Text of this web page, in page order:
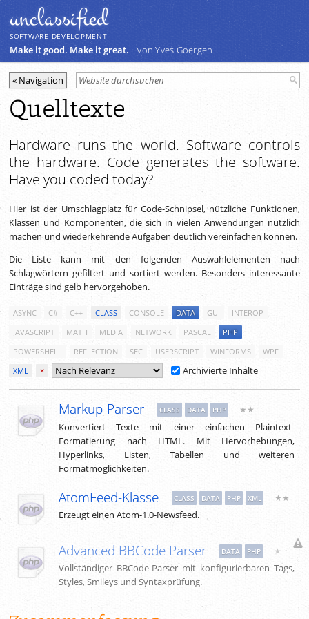
unclassiﬁed
SOFTWARE DEVELOPMENT
Make it good. Make it great. von Yves Goergen
Quelltexte
Hardware runs the world. Software controls
the hardware. Code generates the software.
Have you coded today?
Hier ist der Umschlagplatz für Code-Schnipsel, nützliche Funktionen,
Klassen und Komponenten, die sich in vielen Anwendungen nützlich
machen und wiederkehrende Aufgaben deutlich vereinfachen können.
Die Liste kann mit den folgenden Auswahlelementen nach
Schlagwörtern gefiltert und sortiert werden. Besonders interessante
Einträge sind gelb hervorgehoben.
ASYNC C# C++ CLASS CONSOLE DATA GUI
INTEROP
JAVASCRIPT
MATH MEDIA NETWORK PASCAL
PHP
POWERSHELL
REFLECTION SEC USERSCRIPT WINFORMS
WPF
XML
× Archivierte Inhalte
Markup-Parser CLASS DATA PHP ★★
Konvertiert Texte mit einer einfachen Plaintext-
Formatierung nach HTML. Mit Hervorhebungen,
Hyperlinks, Listen, Tabellen und weiteren
Formatmöglichkeiten.
AtomFeed-Klasse CLASS DATA PHP XML ★★
Erzeugt einen Atom-1.0-Newsfeed.
Advanced BBCode Parser DATA PHP ★
Vollständiger BBCode-Parser mit konfigurierbaren Tags,
Styles, Smileys und Syntaxprüfung.